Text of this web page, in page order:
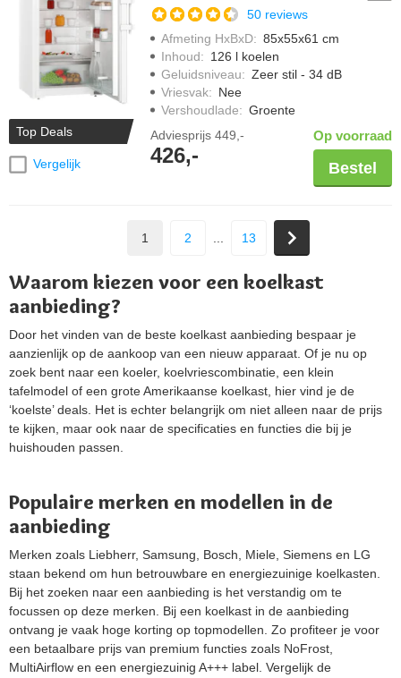
Top Deals
Vergelijk
50 reviews
Afmeting HxBxD: 85x55x61 cm
Inhoud: 126 l koelen
Geluidsniveau: Zeer stil - 34 dB
Vriesvak: Nee
Vershoudlade: Groente
Adviesprijs 449,-
426,-
Op voorraad
Bestel
1 2 13
Waarom kiezen voor een koelkast
aanbieding?
Door het vinden van de beste koelkast aanbieding bespaar je
aanzienlijk op de aankoop van een nieuw apparaat. Of je nu op
zoek bent naar een koeler, koelvriescombinatie, een klein
tafelmodel of een grote Amerikaanse koelkast, hier vind je de
‘koelste’ deals. Het is echter belangrijk om niet alleen naar de prijs
te kijken, maar ook naar de specificaties en functies die bij je
huishouden passen.
Populaire merken en modellen in de
aanbieding
Merken zoals Liebherr, Samsung, Bosch, Miele, Siemens en LG
staan bekend om hun betrouwbare en energiezuinige koelkasten.
Bij het zoeken naar een aanbieding is het verstandig om te
focussen op deze merken. Bij een koelkast in de aanbieding
ontvang je vaak hoge korting op topmodellen. Zo profiteer je voor
een betaalbare prijs van premium functies zoals NoFrost,
MultiAirflow en een energiezuinig A+++ label. Vergelijk de